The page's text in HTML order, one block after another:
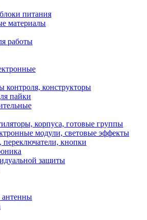
питания
материалы
работы
контроля, конструкторы
пайки
корпуса, готовые группы
модули, световые эффекты
кнопки
защиты